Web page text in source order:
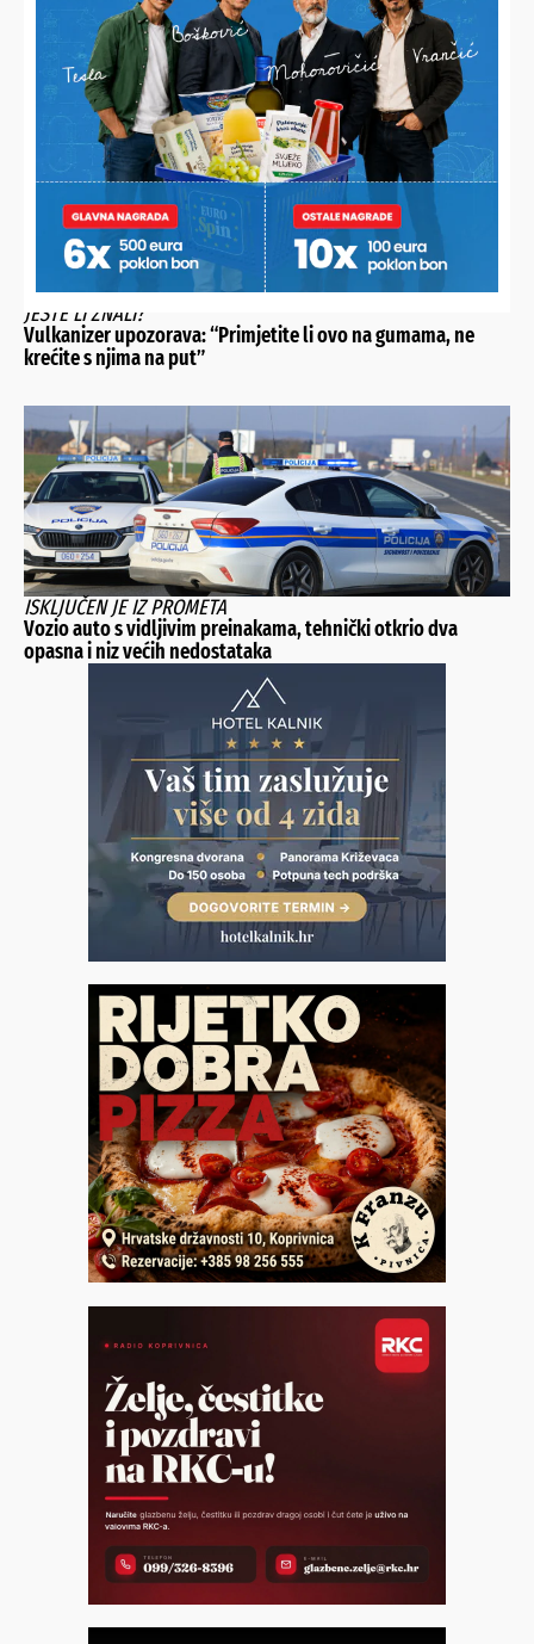
RODA KOJA SE DOBRANO UDOMAĆILA
Prije tri godine Roky je prvi put sletio u dvorište obitelji
Rukavina, a danas je njihovo prijateljstvo neraskidivo
JESTE LI ZNALI?
Vulkanizer upozorava: “Primjetite li ovo na gumama, ne
krećite s njima na put”
ISKLJUČEN JE IZ PROMETA
Vozio auto s vidljivim preinakama, tehnički otkrio dva
opasna i niz većih nedostataka